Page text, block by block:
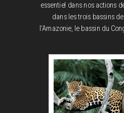
essentiel dans nos actions
dans les trois bassins
l'Amazonie, le bassin du